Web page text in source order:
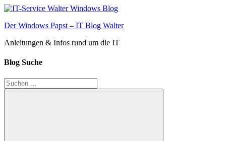
Zum
springen
Der Windows Papst – IT Blog Walter
Anleitungen & Infos rund um die IT
Blog Suche
Suchen
nach: